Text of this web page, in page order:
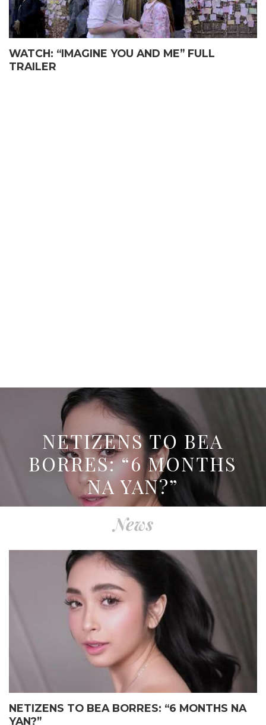
WATCH: “IMAGINE YOU AND ME” FULL
TRAILER
NETIZENS TO BEA
BORRES: “6 MONTHS
NA YAN?”
News
NETIZENS TO BEA BORRES: “6 MONTHS NA
YAN?”